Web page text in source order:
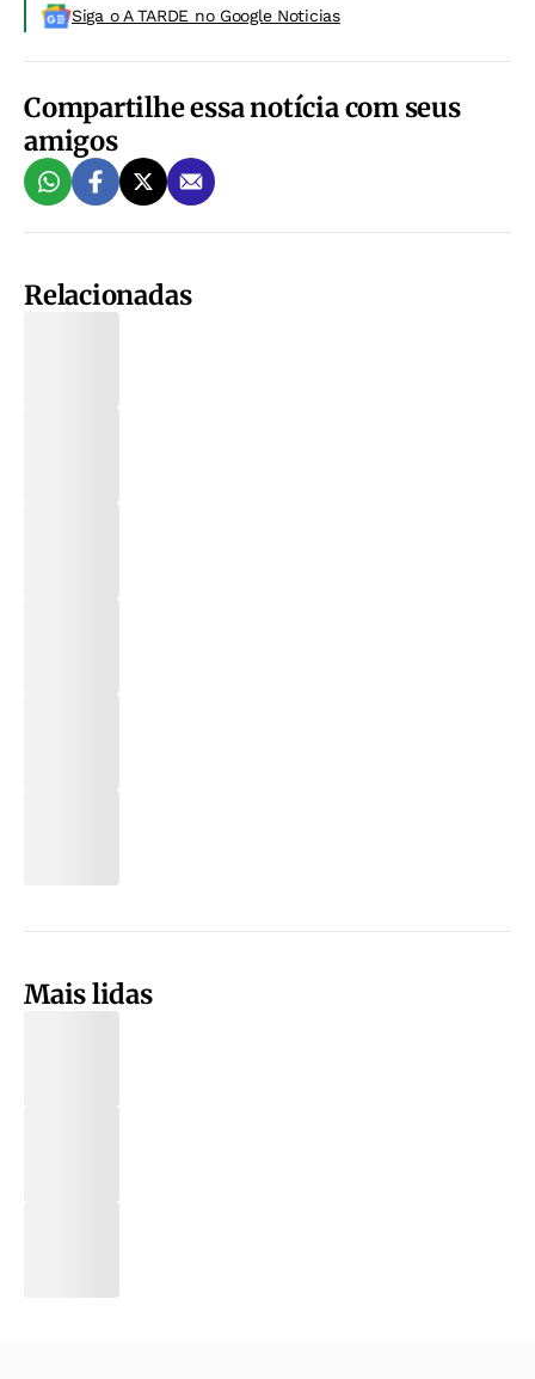
Siga o A TARDE no Google Noticias
Compartilhe essa notícia com seus
amigos
Relacionadas
Mais lidas